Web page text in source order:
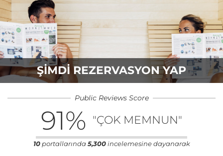
ŞIMDI REZERVASYON YAP
Public Reviews Score
91% "ÇOK MEMNUN"
10portallarında 5,300incelemesine dayanarak